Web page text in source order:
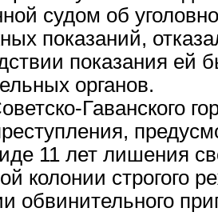
судом об
показаний,
показания ей
органов.
Гаванского
11 лет лишения
колонии строгого
обвинительного